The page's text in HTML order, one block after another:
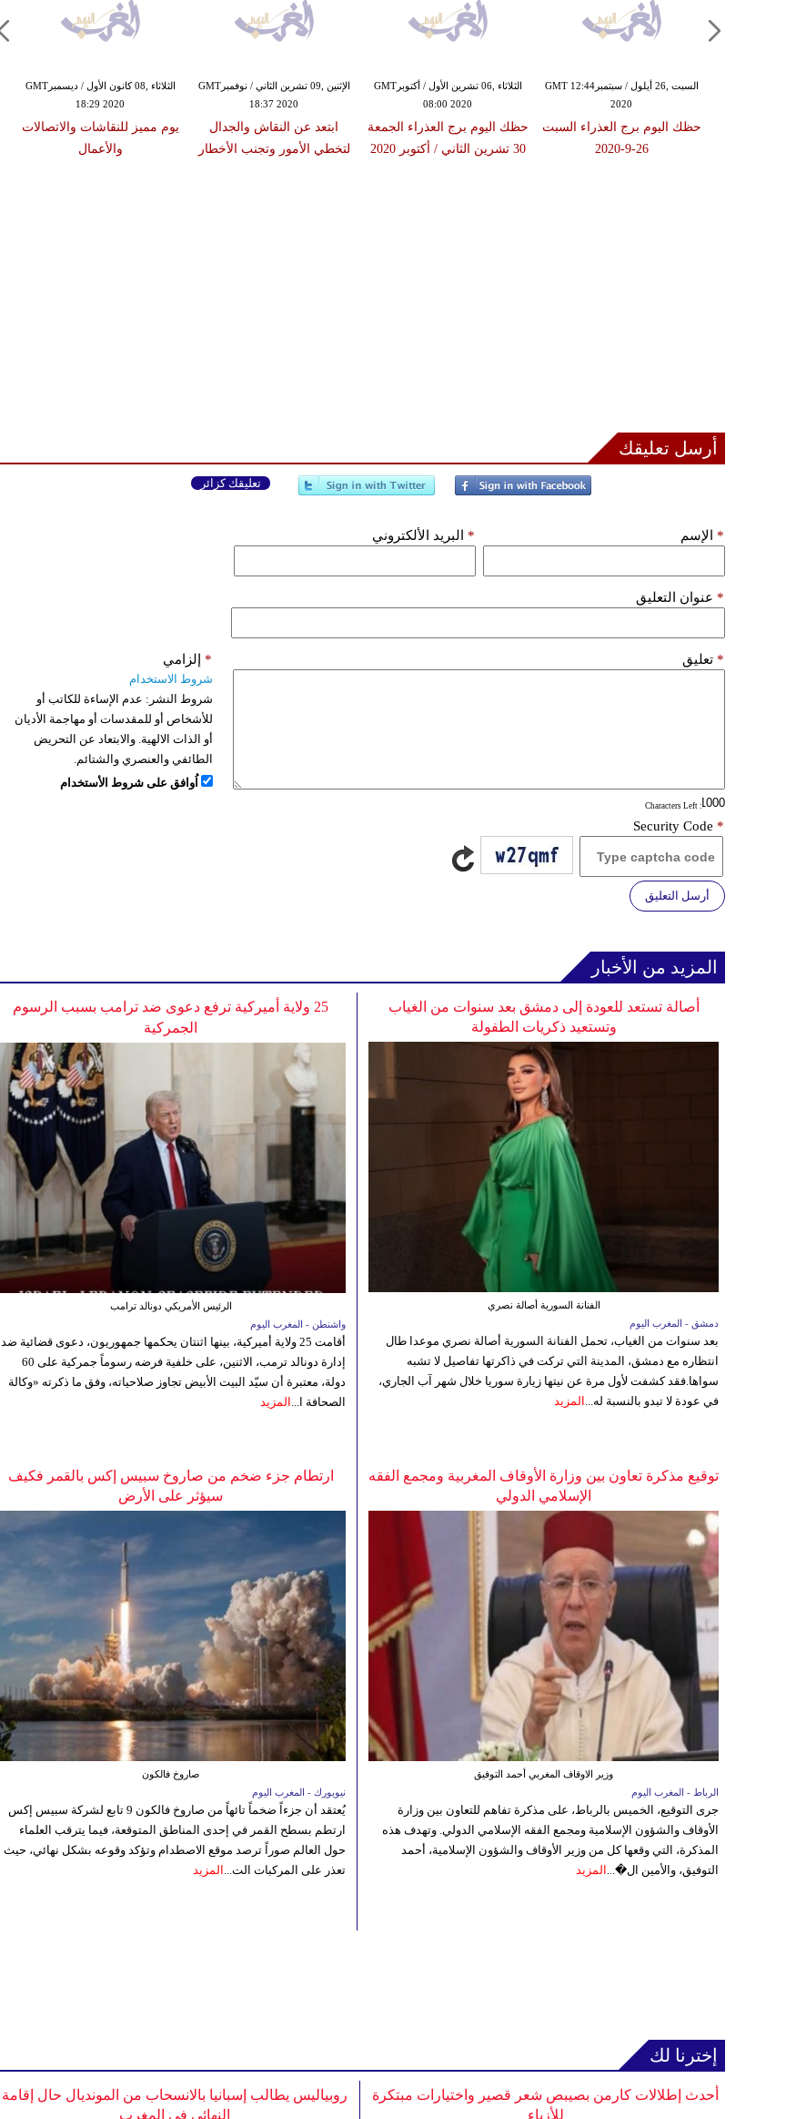
الثلاثاء ,08 كانون الأول / ديسمبرGMT
18:29 2020
يوم مميز للنقاشات والاتصالات
والأعمال
الإثنين ,09 تشرين الثاني / نوفمبرGMT
18:37 2020
ابتعد عن النقاش والجدال
لتخطي الأمور وتجنب الأخطار
الثلاثاء ,06 تشرين الأول / أكتوبرGMT
08:00 2020
حظك اليوم برج العذراء الجمعة
30 تشرين الثاني / أكتوبر 2020
السبت ,26 أيلول / سبتمبرGMT 12:44
2020
حظك اليوم برج العذراء السبت
26-9-2020
أرسل تعليقك
تعليقك كزائر
الإسم * البريد الألكتروني *
عنوان التعليق *
تعليق *
: Characters Left
إلزامي *
شروط الاستخدام
شروط النشر: عدم الإساءة للكاتب أو
للأشخاص أو للمقدسات أو مهاجمة الأديان
أو الذات الالهية. والابتعاد عن التحريض
الطائفي والعنصري والشتائم.
اُوافق على شروط الأستخدام
Security Code *
أرسل التعليق
المزيد من الأخبار
25 ولاية أميركية ترفع دعوى ضد ترامب بسبب الرسوم
الجمركية
الرئيس الأمريكي دونالد ترامب
واشنطن - المغرب اليوم
أقامت 25 ولاية أميركية، بينها اثنتان يحكمها جمهوريون، دعوى قضائية ضد
إدارة دونالد ترمب، الاثنين، على خلفية فرضه رسوماً جمركية على 60
دولة، معتبرة أن سيّد البيت الأبيض تجاوز صلاحياته، وفق ما ذكرته «وكالة
الصحافة ا... المزيد
أصالة تستعد للعودة إلى دمشق بعد سنوات من الغياب
وتستعيد ذكريات الطفولة
الفنانة السورية أصالة نصري
دمشق - المغرب اليوم
بعد سنوات من الغياب، تحمل الفنانة السورية أصالة نصري موعدا طال
انتظاره مع دمشق، المدينة التي تركت في ذاكرتها تفاصيل لا تشبه
سواها.فقد كشفت لأول مرة عن نيتها زيارة سوريا خلال شهر آب الجاري،
في عودة لا تبدو بالنسبة له... المزيد
ارتطام جزء ضخم من صاروخ سبيس إكس بالقمر فكيف
سيؤثر على الأرض
صاروخ فالكون
نيويورك - المغرب اليوم
يُعتقد أن جزءاً ضخماً تائهاً من صاروخ فالكون 9 تابع لشركة سبيس إكس
ارتطم بسطح القمر في إحدى المناطق المتوقعة، فيما يترقب العلماء
حول العالم صوراً ترصد موقع الاصطدام وتؤكد وقوعه بشكل نهائي، حيث
تعذر على المركبات الت... المزيد
توقيع مذكرة تعاون بين وزارة الأوقاف المغربية ومجمع الفقه
الإسلامي الدولي
وزير الاوقاف المغربي أحمد التوفيق
الرباط - المغرب اليوم
جرى التوقيع، الخميس بالرباط، على مذكرة تفاهم للتعاون بين وزارة
الأوقاف والشؤون الإسلامية ومجمع الفقه الإسلامي الدولي. وتهدف هذه
المذكرة، التي وقعها كل من وزير الأوقاف والشؤون الإسلامية، أحمد
التوفيق، والأمين ال�... المزيد
إخترنا لك
روبياليس يطالب إسبانيا بالانسحاب من المونديال حال إقامة
النهائي في المغرب
أحدث إطلالات كارمن بصيبص شعر قصير واختيارات مبتكرة
للأزياء